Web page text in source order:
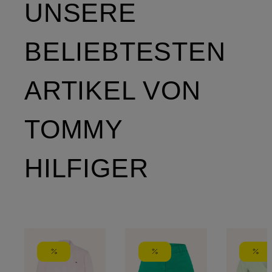
UNSERE
BELIEBTESTEN
ARTIKEL VON
TOMMY
HILFIGER